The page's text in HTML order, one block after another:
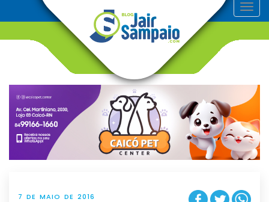
T
o
v
g
t
i
o
n
7 DE MAIO DE 2016